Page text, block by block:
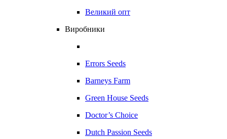
Великий опт
Виробники
Errors Seeds
Barneys Farm
Green House Seeds
Doctor’s Choice
Dutch Passion Seeds